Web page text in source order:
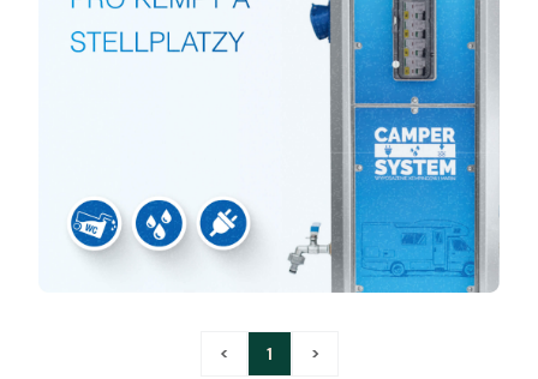
< 1 >